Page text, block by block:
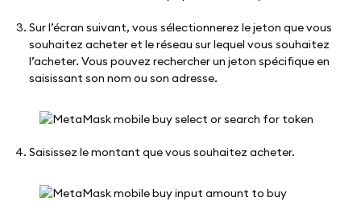
Sur l’écran suivant, vous sélectionnerez le jeton que vous
souhaitez acheter et le réseau sur lequel vous souhaitez
l’acheter. Vous pouvez rechercher un jeton spécifique en
saisissant son nom ou son adresse.
Saisissez le montant que vous souhaitez acheter.